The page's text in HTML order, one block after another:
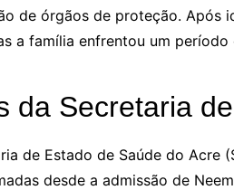
de órgãos de proteção. Após
a família enfrentou um
da Secretaria
de Estado de Saúde do Acre
desde a admissão de